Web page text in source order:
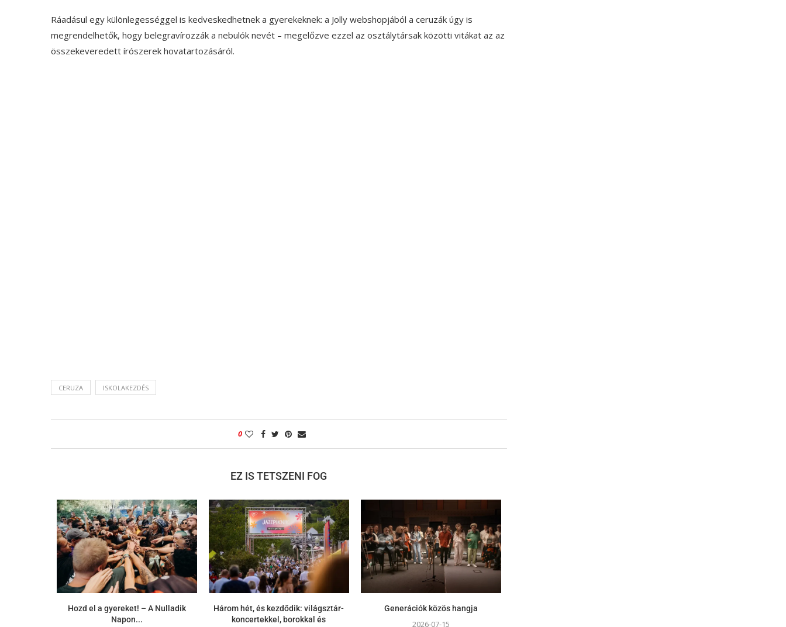
Ráadásul egy különlegességgel is kedveskedhetnek a gyerekeknek: a Jolly webshopjából a ceruzák úgy is
megrendelhetők, hogy belegravírozzák a nebulók nevét – megelőzve ezzel az osztálytársak közötti vitákat az az
összekeveredett írószerek hovatartozásáról.
CERUZA ISKOLAKEZDÉS
0
EZ IS TETSZENI FOG
Hozd el a gyereket! – A Nulladik
Napon...
Három hét, és kezdődik: világsztár-
koncertekkel, borokkal és
Generációk közös hangja
2026-07-15